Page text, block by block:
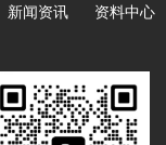
新闻资讯
资料中心